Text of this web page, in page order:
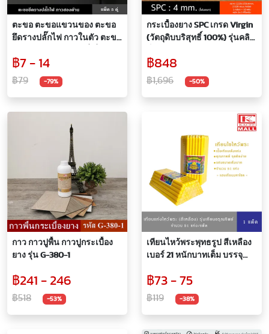
ตะขอ ตะขอแขวนของ ตะขอ
ยึดรางปลั๊กไฟ กาวในตัว ตะขอ
เหนียวแน่น ทนทาน รับน้ำหนัก
ได้ดี ฮุกแขวนของ
฿7 - 14
฿79 -79%
กระเบื้องยาง SPC เกรด Virgin
(วัตถุดิบบริสุทธิ์ 100%) รุ่นคลิก
แผ่น/กล่อง】ปูได้ 2.928ตรม
กระเบื้องยางคลิกล็อค พื้นไม้
฿848
฿1,696 -50%
กาว กาวปูพื้น กาวปูกระเบื้อง
ยาง รุ่น G-380-1
฿241 - 246
฿518 -53%
เทียนไหว้พระพุทธรูป สีเหลือง
เบอร์ 21 หนักบาทเต็ม บรรจุ
฿73 - 75
฿119 -38%